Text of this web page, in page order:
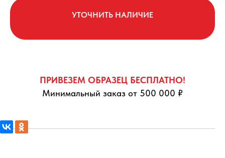
УТОЧНИТЬ НАЛИЧИЕ
ПРИВЕЗЕМ ОБРАЗЕЦ БЕСПЛАТНО!
Минимальный заказ от 500 000 ₽